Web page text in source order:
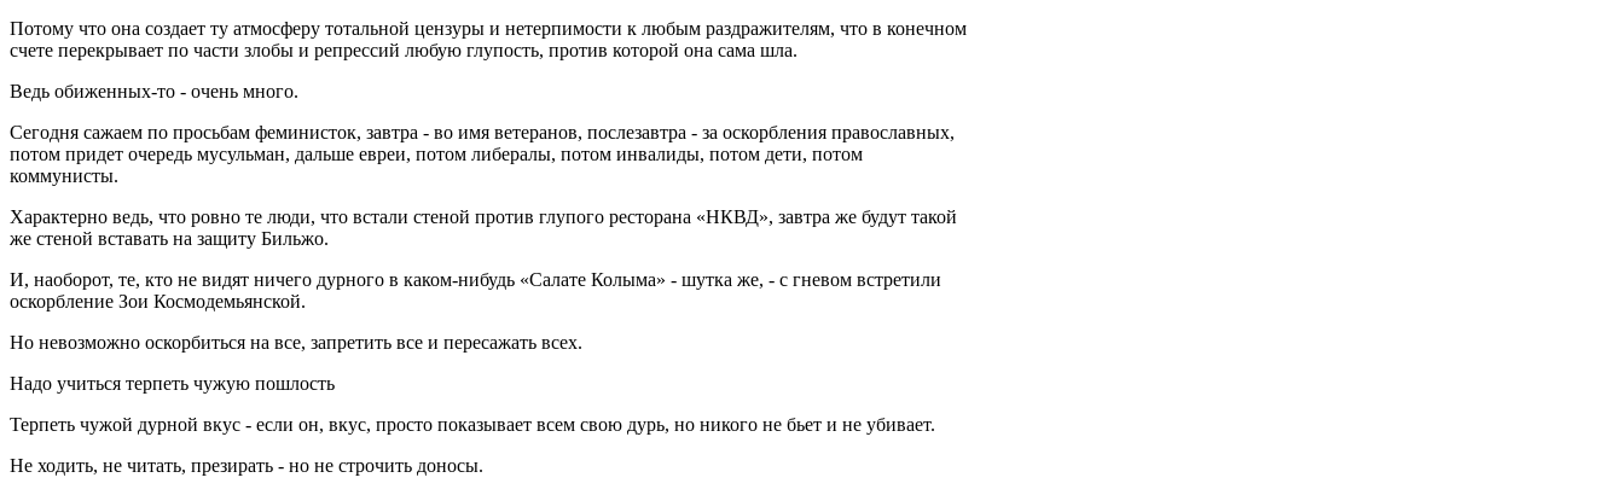
Потому что она создает ту атмосферу тотальной цензуры и нетерпимости к любым раздражителям, что в конечном
счете перекрывает по части злобы и репрессий любую глупость, против которой она сама шла.
Ведь обиженных-то - очень много.
Сегодня сажаем по просьбам феминисток, завтра - во имя ветеранов, послезавтра - за оскорбления православных,
потом придет очередь мусульман, дальше евреи, потом либералы, потом инвалиды, потом дети, потом
коммунисты.
Характерно ведь, что ровно те люди, что встали стеной против глупого ресторана «НКВД», завтра же будут такой
же стеной вставать на защиту Бильжо.
И, наоборот, те, кто не видят ничего дурного в каком-нибудь «Салате Колыма» - шутка же, - с гневом встретили
оскорбление Зои Космодемьянской.
Но невозможно оскорбиться на все, запретить все и пересажать всех.
Надо учиться терпеть чужую пошлость
Терпеть чужой дурной вкус - если он, вкус, просто показывает всем свою дурь, но никого не бьет и не убивает.
Не ходить, не читать, презирать - но не строчить доносы.